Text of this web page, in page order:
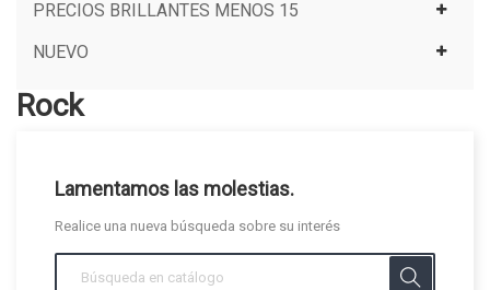
PRECIOS BRILLANTES MENOS 15
NUEVO
Rock
Lamentamos las molestias.
Realice una nueva búsqueda sobre su interés